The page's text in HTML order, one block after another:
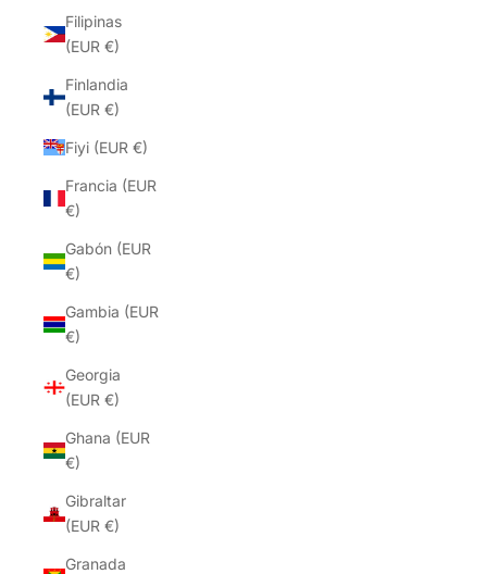
Filipinas
(EUR €)
Finlandia
(EUR €)
Fiyi (EUR €)
Francia (EUR
€)
Gabón (EUR
€)
Gambia (EUR
€)
Georgia
(EUR €)
Ghana (EUR
€)
Gibraltar
(EUR €)
Granada